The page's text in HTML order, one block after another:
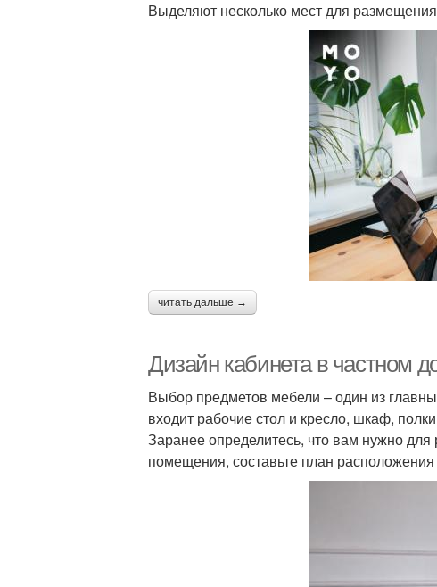
Выделяют несколько мест для
читать дальше →
Дизайн кабинета в частном
Выбор предметов мебели – один из
входит рабочие стол и кресло, шкаф,
Заранее определитесь, что вам нужно
помещения, составьте план